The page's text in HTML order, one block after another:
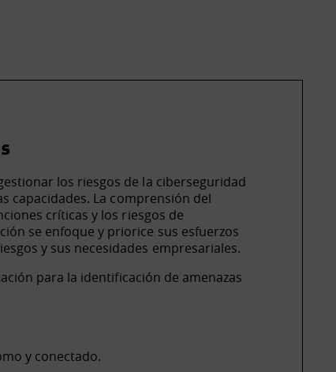
los riesgos de la ciberseguridad
capacidades. La comprensión del
críticas y los riesgos de
se enfoque y priorice sus esfuerzos
y sus necesidades empresariales.
para la identificación de amenazas
y conectado.